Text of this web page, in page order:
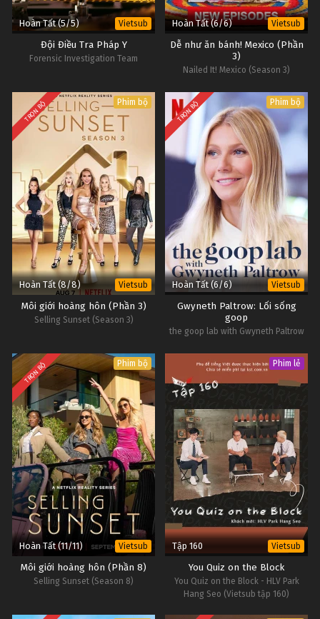
Hoàn Tất (5/5) Vietsub
Đội Điều Tra Pháp Y
Forensic Investigation Team
Hoàn Tất (6/6) Vietsub
Dễ như ăn bánh! Mexico (Phần
3)
Nailed It! Mexico (Season 3)
TRỌN BỘ Phim bộ
Hoàn Tất (8/8) Vietsub
Môi giới hoàng hôn (Phần 3)
Selling Sunset (Season 3)
TRỌN BỘ Phim bộ
Hoàn Tất (6/6) Vietsub
Gwyneth Paltrow: Lối sống
goop
the goop lab with Gwyneth Paltrow
TRỌN BỘ Phim bộ
Hoàn Tất (11/11) Vietsub
Môi giới hoàng hôn (Phần 8)
Selling Sunset (Season 8)
Phim lẻ
Tập 160 Vietsub
You Quiz on the Block
You Quiz on the Block - HLV Park
Hang Seo (Vietsub tập 160)